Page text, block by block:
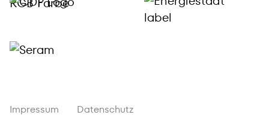
Impressum Datenschutz